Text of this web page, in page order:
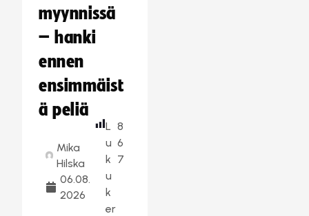
myynnissä
– hanki
ennen
ensimmäist
ä peliä
Mika
Hilska
06.08.
2026
L
u
k
u
k
er
8
6
7